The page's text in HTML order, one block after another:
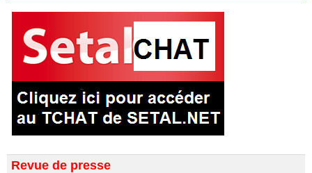
Revue de presse